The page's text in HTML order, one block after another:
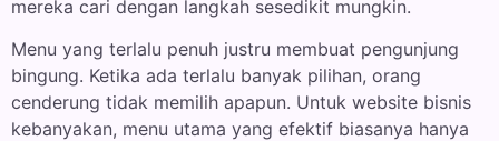
mereka cari dengan langkah sesedikit mungkin.
Menu yang terlalu penuh justru membuat pengunjung
bingung. Ketika ada terlalu banyak pilihan, orang
cenderung tidak memilih apapun. Untuk website bisnis
kebanyakan, menu utama yang efektif biasanya hanya